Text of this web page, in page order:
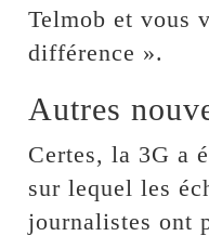
Telmob et vous
différence ».
Autres
Certes, la 3G a
sur lequel les
journalistes ont